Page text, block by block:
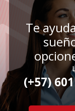
Te
(+57)